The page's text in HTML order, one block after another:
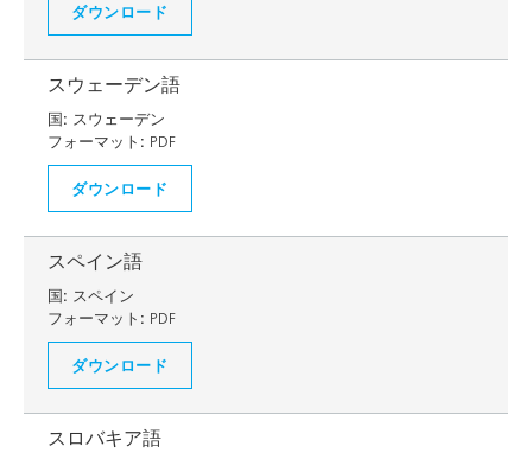
ダウンロード
スウェーデン語
国: スウェーデン
フォーマット: PDF
ダウンロード
スペイン語
国: スペイン
フォーマット: PDF
ダウンロード
スロバキア語